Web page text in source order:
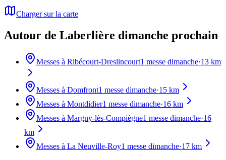
Charger sur la carte
Autour de Laberlière dimanche prochain
Messes à Ribécourt-Dreslincourt1 messe dimanche·13 km
Messes à Domfront1 messe dimanche·15 km
Messes à Montdidier1 messe dimanche·16 km
Messes à Margny-lès-Compiègne1 messe dimanche·16
km
Messes à La Neuville-Roy1 messe dimanche·17 km